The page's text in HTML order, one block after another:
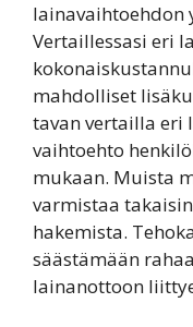
lainavaihtoehdon
Vertaillessasi eri
mahdolliset
tavan vertailla eri
vaihtoehto
mukaan. Muista
varmistaa
hakemista.
säästämään
lainanottoon